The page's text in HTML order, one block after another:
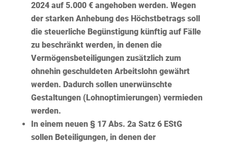
2024 auf 5.000 € angehoben werden. Wegen
der starken Anhebung des Höchstbetrags soll
die steuerliche Begünstigung künftig auf Fälle
zu beschränkt werden, in denen die
Vermögensbeteiligungen zusätzlich zum
ohnehin geschuldeten Arbeitslohn gewährt
werden. Dadurch sollen unerwünschte
Gestaltungen (Lohnoptimierungen) vermieden
werden.
In einem neuen § 17 Abs. 2a Satz 6 EStG
sollen Beteiligungen, in denen der